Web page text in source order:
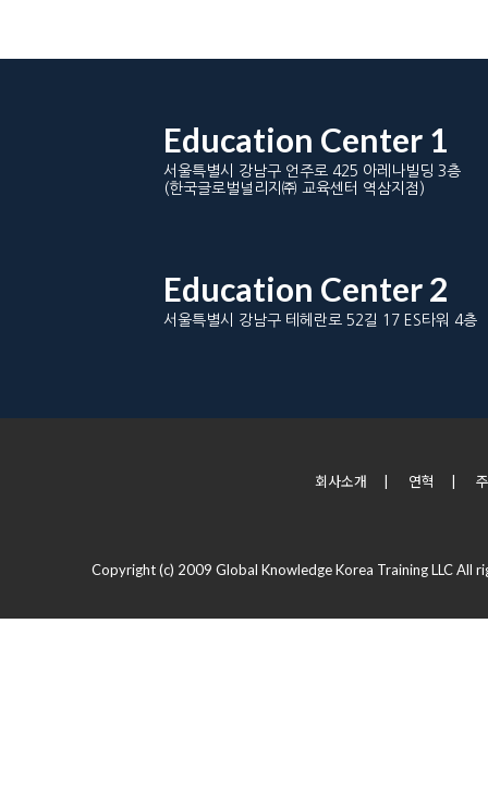
Education Center 1
서울특별시 강남구 언주로 425 아레나빌딩 3층
(한국글로벌널리지㈜ 교육센터 역삼지점)
Education Center 2
서울특별시 강남구 테헤란로 52길 17 ES타워 4층
회사소개 연혁
Copyright (c) 2009 Global Knowledge Korea Training LLC All